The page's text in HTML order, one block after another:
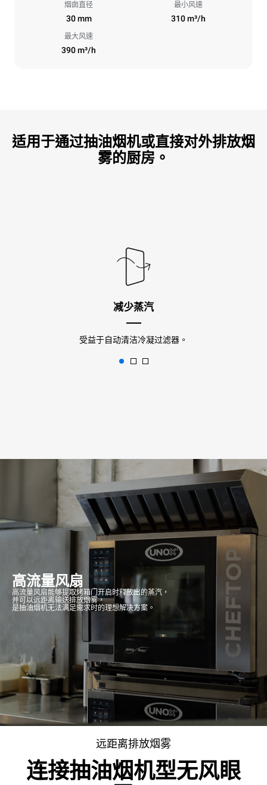
烟囱直径
30 mm
最小风速
310 m³/h
最大风速
390 m³/h
适用于通过抽油烟机或直接对外排放烟
雾的厨房。
减少蒸汽
受益于自动清洁冷凝过滤器。
高流量风扇
高流量风扇能够提取烤箱门开启时释放出的蒸汽，
并可以远距离输送排放烟雾，
是抽油烟机无法满足需求时的理想解决方案。
远距离排放烟雾
连接抽油烟机型无风眼